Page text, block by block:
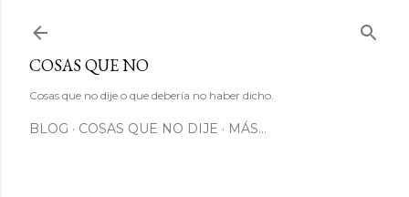
COSAS QUE NO
Cosas que no dije o que debería no haber dicho.
BLOG COSAS QUE NO DIJE MÁS…